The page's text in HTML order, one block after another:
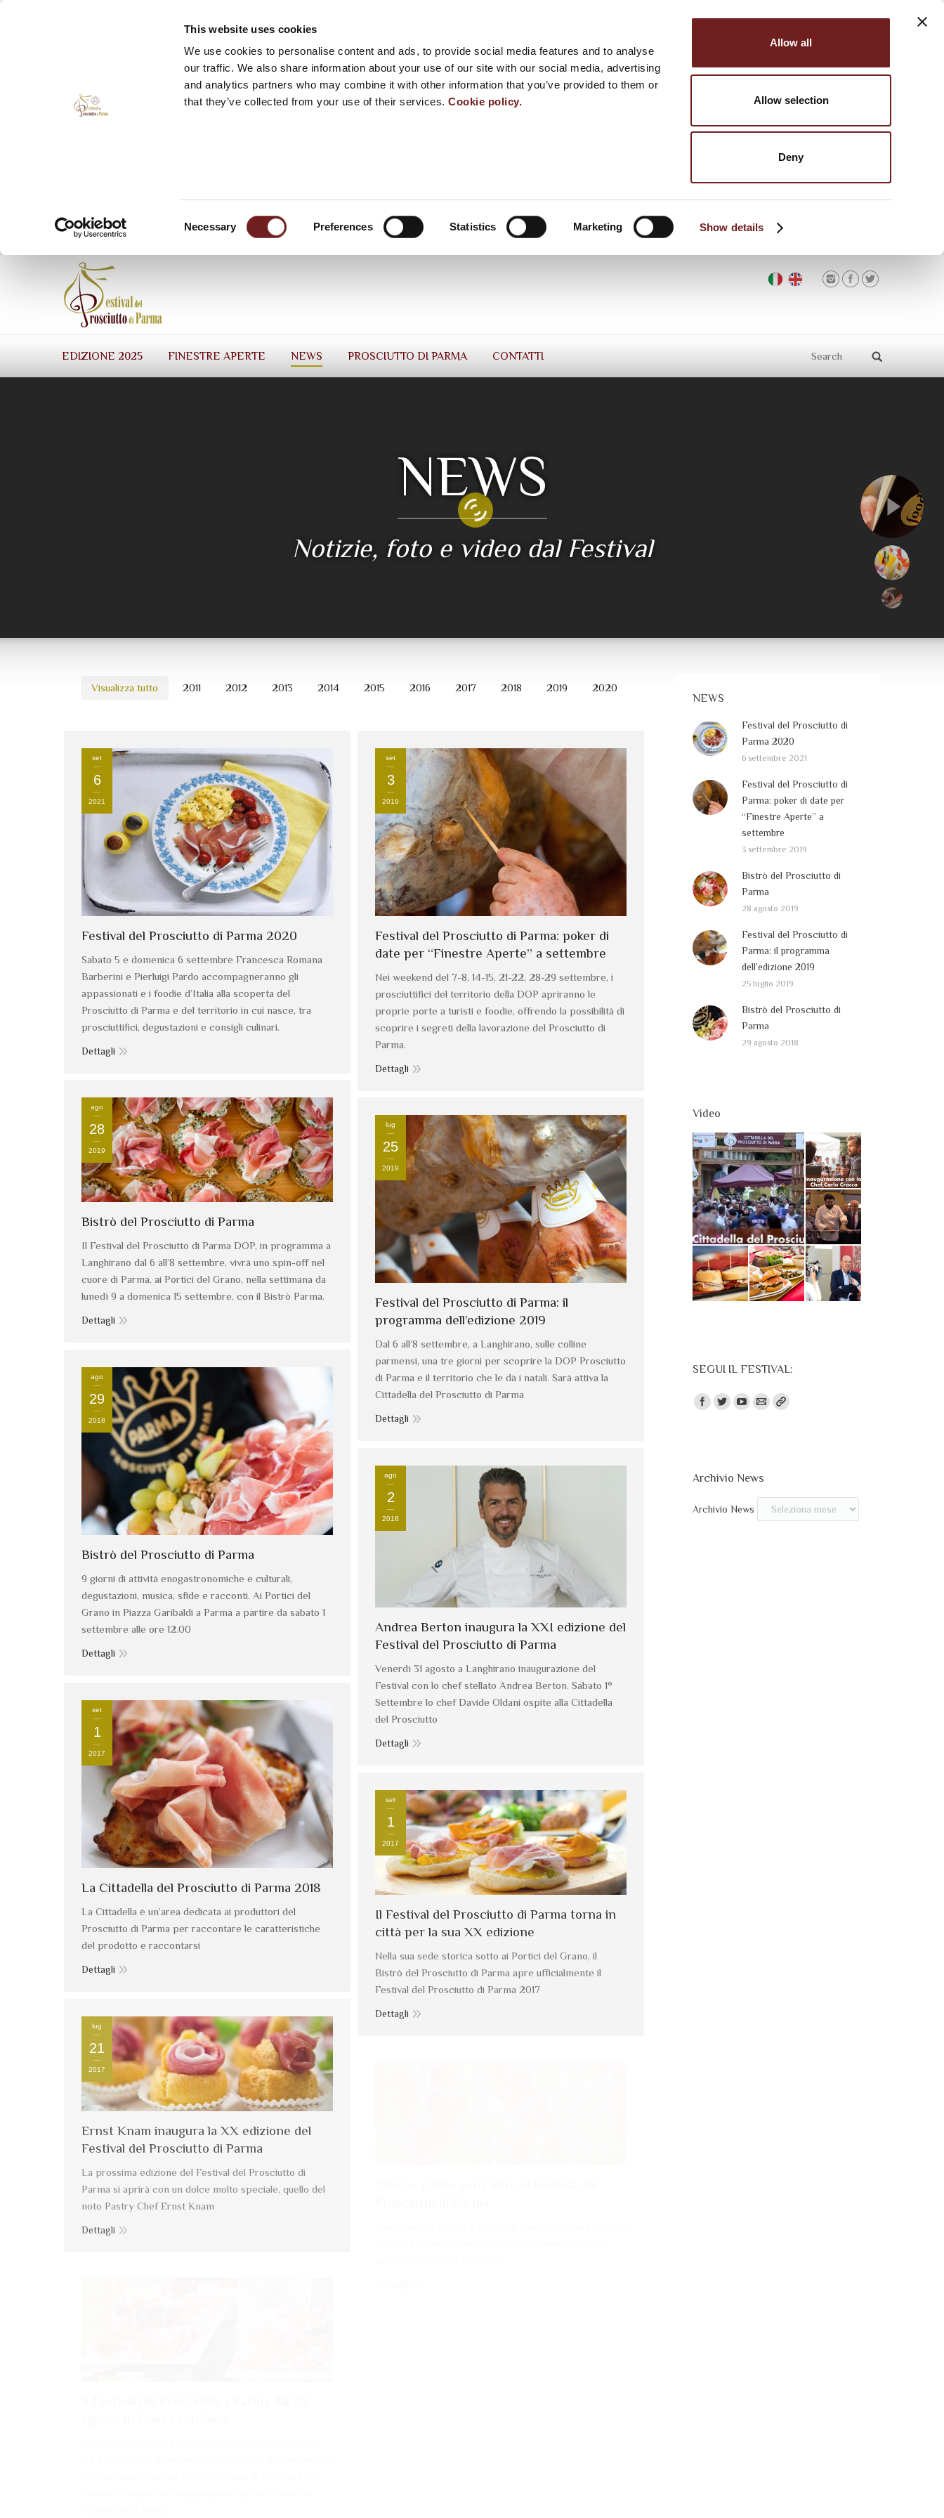
This website uses cookies
We use cookies to personalise content and ads, to provide social media features and to analyse
our traffic. We also share information about your use of our site with our social media, advertising
and analytics partners who may combine it with other information that you’ve provided to them or
that they’ve collected from your use of their services.Cookie policy.
Necessary Preferences Statistics Marketing Show details
Allow all
Allow selection
Deny
EDIZIONE 2025 FINESTRE APERTE NEWS PROSCIUTTO DI PARMA CONTATTI Search
NEWS
Notizie, foto e video dal Festival
Visualizza tutto 2011 2012 2013 2014 2015 2016 2017 2018 2019 2020
set
6
2021
Festival del Prosciutto di Parma 2020
Sabato 5 e domenica 6 settembre Francesca Romana
Barberini e Pierluigi Pardo accompagneranno gli
appassionati e i foodie d’Italia alla scoperta del
Prosciutto di Parma e del territorio in cui nasce, tra
prosciuttifici, degustazioni e consigli culinari.
Dettagli
set
3
2019
Festival del Prosciutto di Parma: poker di
date per “Finestre Aperte” a settembre
Nei weekend del 7-8, 14-15, 21-22, 28-29 settembre, i
prosciuttifici del territorio della DOP apriranno le
proprie porte a turisti e foodie, offrendo la possibilità di
scoprire i segreti della lavorazione del Prosciutto di
Parma.
Dettagli
ago
28
2019
Bistrò del Prosciutto di Parma
Il Festival del Prosciutto di Parma DOP, in programma a
Langhirano dal 6 all’8 settembre, vivrà uno spin-off nel
cuore di Parma, ai Portici del Grano, nella settimana da
lunedì 9 a domenica 15 settembre, con il Bistrò Parma.
Dettagli
lug
25
2019
Festival del Prosciutto di Parma: il
programma dell’edizione 2019
Dal 6 all’8 settembre, a Langhirano, sulle colline
parmensi, una tre giorni per scoprire la DOP Prosciutto
di Parma e il territorio che le dà i natali. Sarà attiva la
Cittadella del Prosciutto di Parma
Dettagli
ago
29
2018
Bistrò del Prosciutto di Parma
9 giorni di attività enogastronomiche e culturali,
degustazioni, musica, sfide e racconti. Ai Portici del
Grano in Piazza Garibaldi a Parma a partire da sabato 1
settembre alle ore 12.00
Dettagli
ago
2
2018
Andrea Berton inaugura la XXI edizione del
Festival del Prosciutto di Parma
Venerdì 31 agosto a Langhirano inaugurazione del
Festival con lo chef stellato Andrea Berton. Sabato 1°
Settembre lo chef Davide Oldani ospite alla Cittadella
del Prosciutto
Dettagli
set
1
2017
La Cittadella del Prosciutto di Parma 2018
La Cittadella è un’area dedicata ai produttori del
Prosciutto di Parma per raccontare le caratteristiche
del prodotto e raccontarsi
Dettagli
set
1
2017
Il Festival del Prosciutto di Parma torna in
città per la sua XX edizione
Nella sua sede storica sotto ai Portici del Grano, il
Bistrò del Prosciutto di Parma apre ufficialmente il
Festival del Prosciutto di Parma 2017
Dettagli
lug
21
2017
Ernst Knam inaugura la XX edizione del
Festival del Prosciutto di Parma
La prossima edizione del Festival del Prosciutto di
Parma si aprirà con un dolce molto speciale, quello del
noto Pastry Chef Ernst Knam
Dettagli
NEWS
Festival del Prosciutto di
Parma 2020
6 settembre 2021
Festival del Prosciutto di
Parma: poker di date per
“Finestre Aperte” a
settembre
3 settembre 2019
Bistrò del Prosciutto di
Parma
28 agosto 2019
Festival del Prosciutto di
Parma: il programma
dell’edizione 2019
25 luglio 2019
Bistrò del Prosciutto di
Parma
29 agosto 2018
Video
SEGUI IL FESTIVAL:
Trovaci su:
Archivio News
Archivio News